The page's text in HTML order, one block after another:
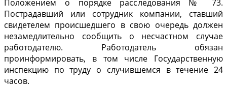
Положением о порядке расследования № 73.
Пострадавший или сотрудник компании, ставший
свидетелем происшедшего в свою очередь должен
незамедлительно сообщить о несчастном случае
работодателю. Работодатель обязан
проинформировать, в том числе Государственную
инспекцию по труду о случившемся в течение 24
часов.